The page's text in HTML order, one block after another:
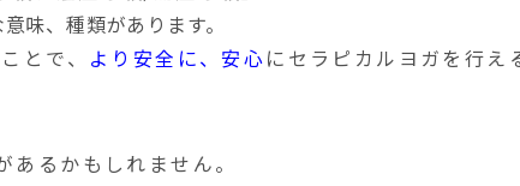
味、種類があります。
ことで、 より安全に、安心 にセラピカルヨガを行え
あるかもしれません。